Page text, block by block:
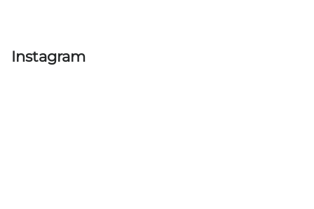
Instagram